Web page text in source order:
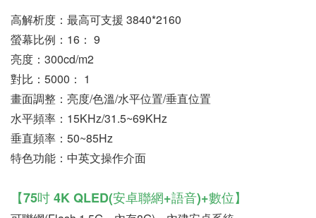
NT$ 629
NT$ 699
- +
NT$ 130
高解析度：最高可支援 3840*2160
螢幕比例：16： 9
亮度：300cd/m2
對比：5000： 1
畫面調整：亮度/色溫/水平位置/垂直位置
水平頻率：15KHz/31.5~69KHz
垂直頻率：50~85Hz
特色功能：中英文操作介面
【75吋 4K QLED(安卓聯網+語音)+數位】